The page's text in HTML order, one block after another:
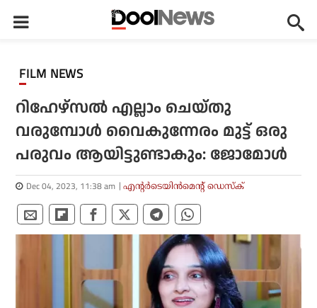
FILM NEWS
റിഹേഴ്സൽ എല്ലാം ചെയ്തു
വരുമ്പോൾ വൈകുന്നേരം മുട്ട് ഒരു
പരുവം ആയിട്ടുണ്ടാകും: ജോമോൾ
Dec 04, 2023, 11:38 am എന്റര്‍ടെയിന്‍മെന്റ് ഡെസ്‌ക്